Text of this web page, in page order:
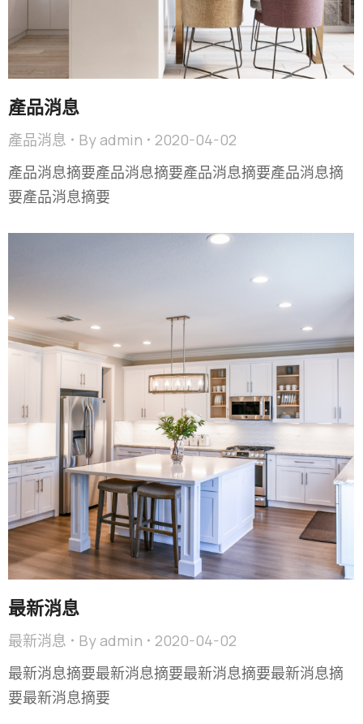
產品消息
產品消息 By admin
2020-04-02
產品消息摘要產品消息摘要產品消息摘要產品消息摘
要產品消息摘要
最新消息
最新消息 By admin
2020-04-02
最新消息摘要最新消息摘要最新消息摘要最新消息摘
要最新消息摘要